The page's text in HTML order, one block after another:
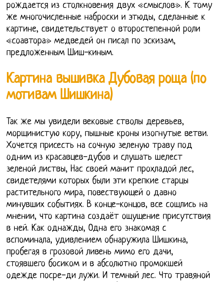
рождается из столкновения двух «смыслов». К тому
же многочисленные наброски и этюды, сделанные к
картине, свидетельствует о второстепенной роли
«соавтора» медведей он писал по эскизам,
предложенным Шиш-киным.
Картина вышивка Дубовая роща (по
мотивам Шишкина)
Так же мы увидели вековые стволы деревьев,
морщинистую кору, пышные кроны изогнутые ветви.
Хочется присесть на сочную зеленую траву под
одним из красавцев-дубов и слушать шелест
зеленой листвы, Нас своей манит прохладой лес,
свидетелями которых были эти крепкие старцы
растительного мира, повествующей о давно
минувших событиях. В конце-концов, все сошлись на
мнении, что картина создаёт ощущение присутствия
в ней. Как однажды, Одна его знакомая с
вспоминала, удивлением обнаружила Шишкина,
пробегая в грозовой ливень мимо его дачи,
стоявшего босиком и в абсолютно промокшей
одежде посре-ди лужи. И темный лес. Что травяной